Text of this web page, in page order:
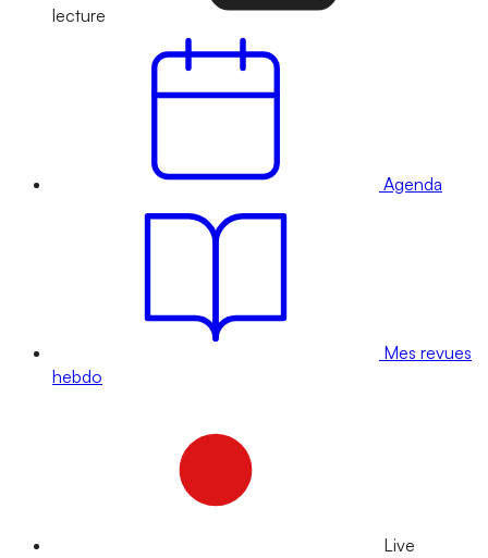
lecture
Agenda
Mes revues
hebdo
Live